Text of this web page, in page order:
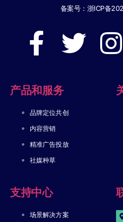
备案号： 浙ICP备
产品和服务
品牌定位共创
内容营销
精准广告投放
社媒种草
支持中心
场景解决方案